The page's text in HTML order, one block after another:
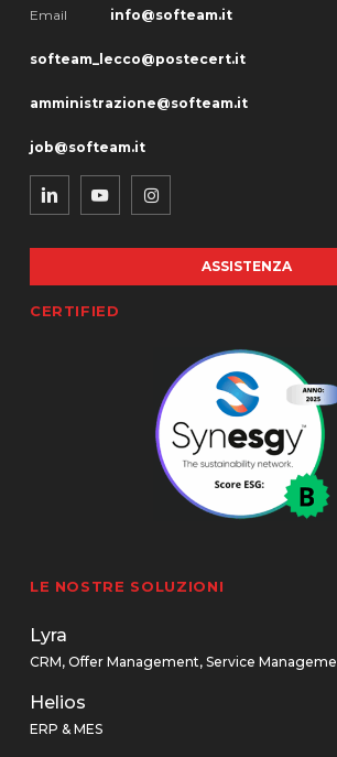
Email
info@softeam.it
softeam_lecco@postecert.it
amministrazione@softeam.it
job@softeam.it
ASSISTENZA
CERTIFIED
LE NOSTRE SOLUZIONI
Lyra
CRM, Offer Management, Service
Helios
ERP & MES